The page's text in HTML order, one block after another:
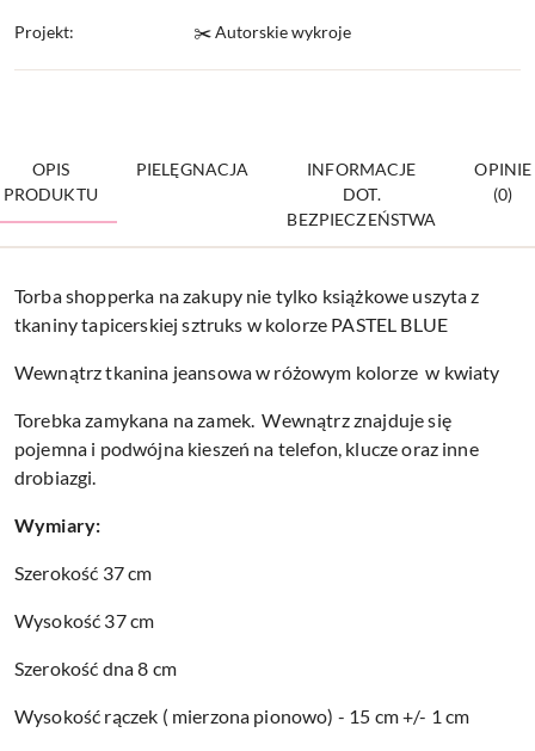
Projekt: ✂️ Autorskie wykroje
OPIS
PRODUKTU
PIELĘGNACJA
INFORMACJE
DOT.
BEZPIECZEŃSTWA
OPINIE
(0)
Torba shopperka na zakupy nie tylko książkowe uszyta z
tkaniny tapicerskiej sztruks w kolorze PASTEL BLUE
Wewnątrz tkanina jeansowa w różowym kolorze w kwiaty
Torebka zamykana na zamek. Wewnątrz znajduje się
pojemna i podwójna kieszeń na telefon, klucze oraz inne
drobiazgi.
Wymiary:
Szerokość 37 cm
Wysokość 37 cm
Szerokość dna 8 cm
Wysokość rączek ( mierzona pionowo) - 15 cm +/- 1 cm